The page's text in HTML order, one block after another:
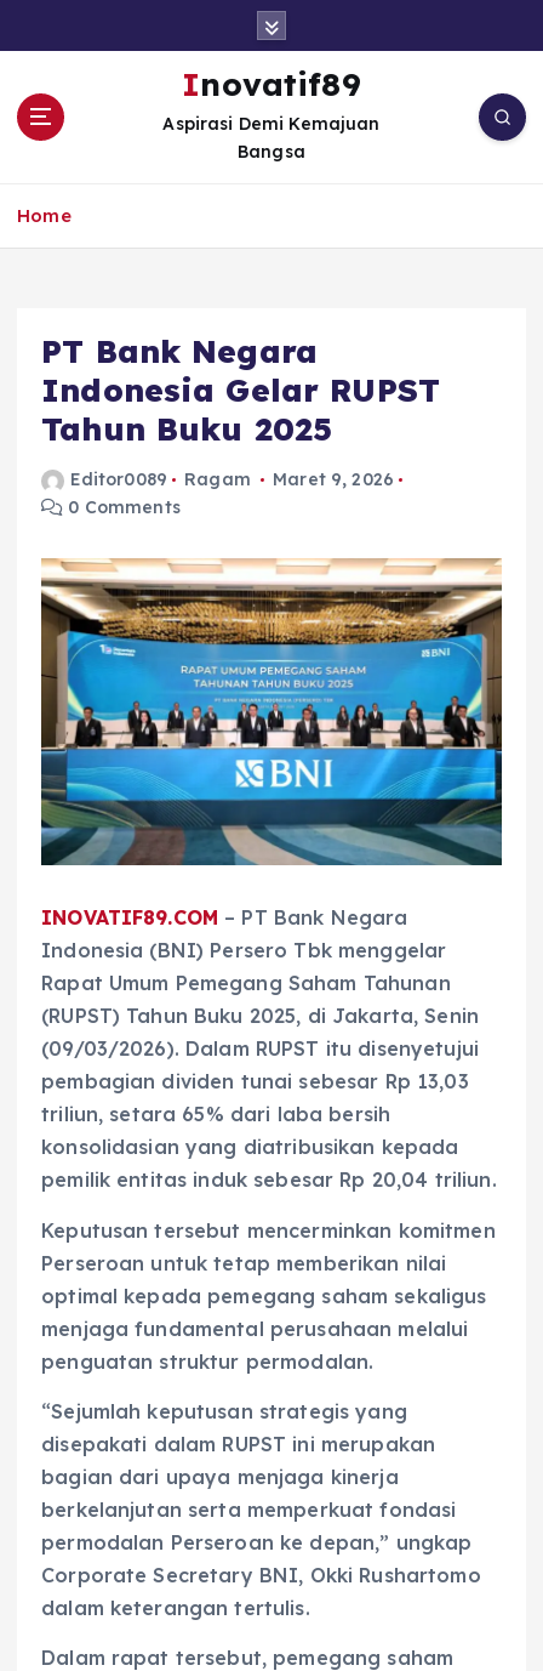
Inovatif89
Aspirasi Demi Kemajuan
Bangsa
Home
PT Bank Negara
Indonesia Gelar RUPST
Tahun Buku 2025
Editor0089 Ragam
Maret 9, 2026
0 Comments
INOVATIF89.COM – PT Bank Negara
Indonesia (BNI) Persero Tbk menggelar
Rapat Umum Pemegang Saham Tahunan
(RUPST) Tahun Buku 2025, di Jakarta, Senin
(09/03/2026). Dalam RUPST itu disenyetujui
pembagian dividen tunai sebesar Rp 13,03
triliun, setara 65% dari laba bersih
konsolidasian yang diatribusikan kepada
pemilik entitas induk sebesar Rp 20,04 triliun.
Keputusan tersebut mencerminkan komitmen
Perseroan untuk tetap memberikan nilai
optimal kepada pemegang saham sekaligus
menjaga fundamental perusahaan melalui
penguatan struktur permodalan.
“Sejumlah keputusan strategis yang
disepakati dalam RUPST ini merupakan
bagian dari upaya menjaga kinerja
berkelanjutan serta memperkuat fondasi
permodalan Perseroan ke depan,” ungkap
Corporate Secretary BNI, Okki Rushartomo
dalam keterangan tertulis.
Dalam rapat tersebut, pemegang saham